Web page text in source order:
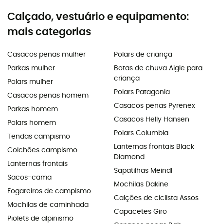
Calçado, vestuário e equipamento:
mais categorias
Casacos penas mulher
Parkas mulher
Polars mulher
Casacos penas homem
Parkas homem
Polars homem
Tendas campismo
Colchões campismo
Lanternas frontais
Sacos-cama
Fogareiros de campismo
Mochilas de caminhada
Piolets de alpinismo
Polars de criança
Botas de chuva Aigle para
criança
Polars Patagonia
Casacos penas Pyrenex
Casacos Helly Hansen
Polars Columbia
Lanternas frontais Black
Diamond
Sapatilhas Meindl
Mochilas Dakine
Calções de ciclista Assos
Capacetes Giro